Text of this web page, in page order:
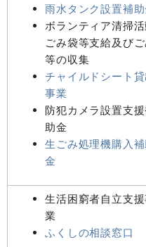
雨水タンク設置補助
ボランティア清掃活
ごみ袋等支給及びご
等の収集
チャイルドシート貸
事業
防犯カメラ設置支
助金
生ごみ処理機購入補
金
生活困窮者自立支
業
ふくしの相談窓口